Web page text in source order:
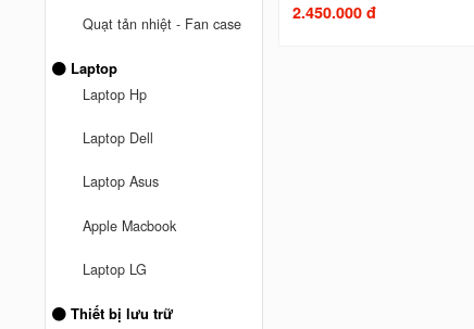
Quạt tản nhiệt - Fan case
Laptop
Laptop Hp
Laptop Dell
Laptop Asus
Apple Macbook
Laptop LG
Thiết bị lưu trữ
2.450.000 đ